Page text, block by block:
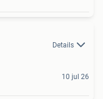
Details
10 jul 26